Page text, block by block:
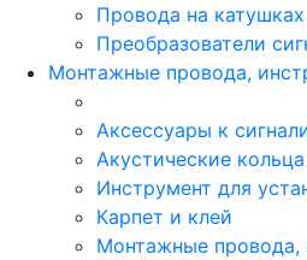
Провода на катушках
Преобразователи
Монтажные провода,
Аксессуары к
Акустические
Инструмент для
Карпет и клей
Монтажные провода,